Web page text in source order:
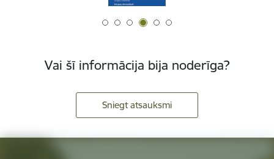
Vai šī informācija bija noderīga?
Sniegt atsauksmi